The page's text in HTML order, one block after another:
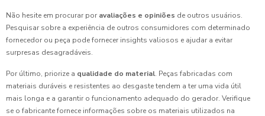
Não hesite em procurar por avaliações e opiniões de outros usuários.
Pesquisar sobre a experiência de outros consumidores com determinado
fornecedor ou peça pode fornecer insights valiosos e ajudar a evitar
surpresas desagradáveis.
Por último, priorize a qualidade do material. Peças fabricadas com
materiais duráveis e resistentes ao desgaste tendem a ter uma vida útil
mais longa e a garantir o funcionamento adequado do gerador. Verifique
se o fabricante fornece informações sobre os materiais utilizados na